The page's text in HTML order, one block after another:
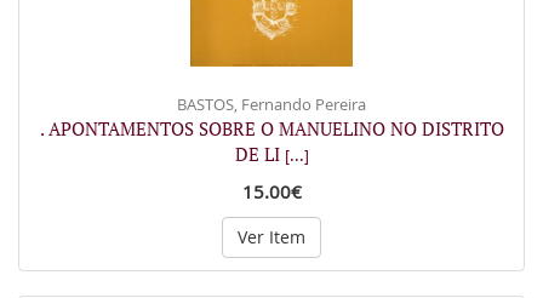
BASTOS, Fernando Pereira
. APONTAMENTOS SOBRE O MANUELINO NO DISTRITO
DE LI [...]
15.00€
Ver Item